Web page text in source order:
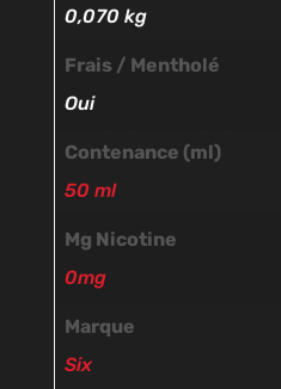
0,070 kg
Frais / Mentholé
Oui
Contenance (ml)
50 ml
Mg Nicotine
0mg
Marque
Six